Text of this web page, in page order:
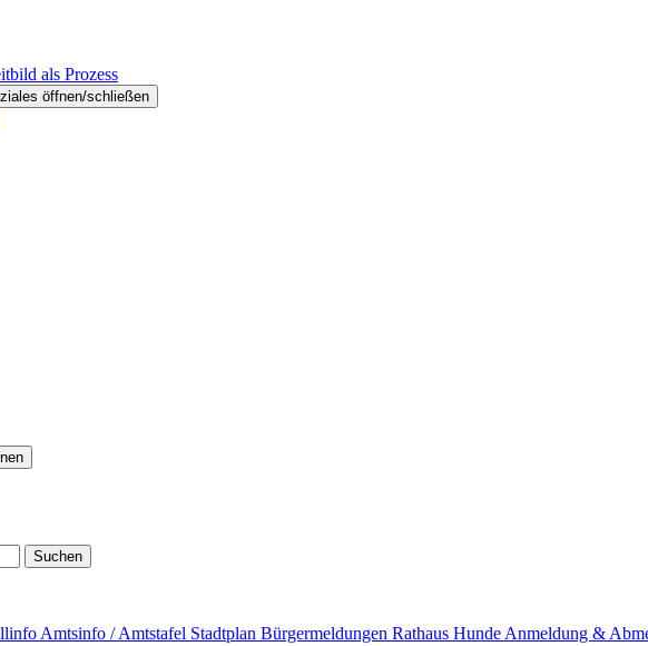
als Prozess
öffnen/schließen
Suchen
Amtsinfo / Amtstafel Stadtplan Bürgermeldungen Rathaus Hunde Anmeldung &